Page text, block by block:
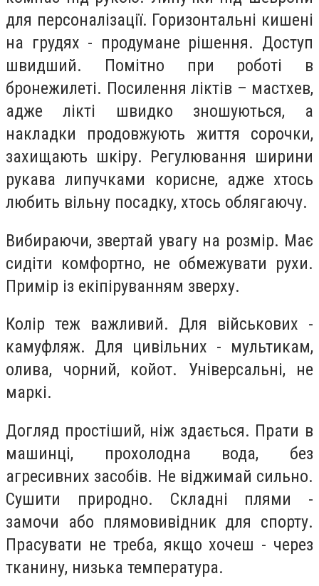
для персоналізації. Горизонтальні кишені
на грудях - продумане рішення. Доступ
швидший. Помітно при роботі в
бронежилеті. Посилення ліктів – мастхев,
адже лікті швидко зношуються, а
накладки продовжують життя сорочки,
захищають шкіру. Регулювання ширини
рукава липучками корисне, адже хтось
любить вільну посадку, хтось облягаючу.
Вибираючи, звертай увагу на розмір. Має
сидіти комфортно, не обмежувати рухи.
Примір із екіпіруванням зверху.
Колір теж важливий. Для військових -
камуфляж. Для цивільних - мультикам,
олива, чорний, койот. Універсальні, не
маркі.
Догляд простіший, ніж здається. Прати в
машинці, прохолодна вода, без
агресивних засобів. Не віджимай сильно.
Сушити природно. Складні плями -
замочи або плямовивідник для спорту.
Прасувати не треба, якщо хочеш - через
тканину, низька температура.